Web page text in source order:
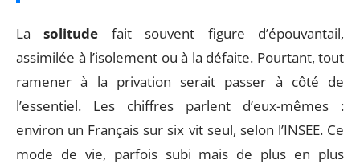
Lasolitude fait souvent figure d’épouvantail,
assimilée à l’isolement ou à la défaite. Pourtant, tout
ramener à la privation serait passer à côté de
l’essentiel. Les chiffres parlent d’eux-mêmes :
environ un Français sur six vit seul, selon l’INSEE. Ce
mode de vie, parfois subi mais de plus en plus